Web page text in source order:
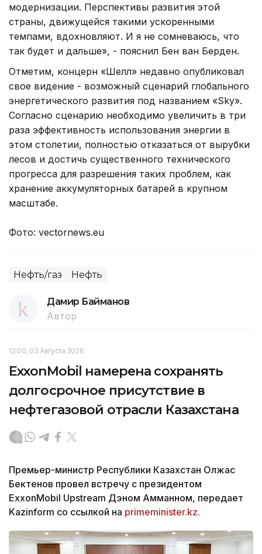
модернизации. Перспективы развития этой
страны, движущейся такими ускоренными
темпами, вдохновляют. И я не сомневаюсь, что
так будет и дальше», - пояснил Бен ван Берден.
Отметим, концерн «Шелл» недавно опубликовал
свое видение - возможный сценарий глобального
энергетического развития под названием «Sky».
Согласно сценарию необходимо увеличить в три
раза эффективность использования энергии в
этом столетии, полностью отказаться от вырубки
лесов и достичь существенного технического
прогресса для разрешения таких проблем, как
хранение аккумуляторных батарей в крупном
масштабе.
Фото: vectornews.eu
Нефть/газ Нефть
Дамир Байманов
Автор
12:00, 03 Августа 2026
ExxonMobil намерена сохранять
долгосрочное присутствие в
нефтегазовой отрасли Казахстана
Премьер-министр Республики Казахстан Олжас
Бектенов провел встречу с президентом
ExxonMobil Upstream Дэном Амманном, передает
Kazinform со ссылкой на primeminister.kz.